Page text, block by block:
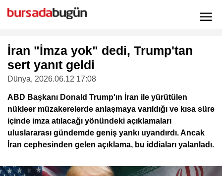
İran "İmza yok" dedi, Trump'tan
sert yanıt geldi
Dünya, 2026.06.12 17:08
ABD Başkanı Donald Trump'ın İran ile yürütülen
nükleer müzakerelerde anlaşmaya varıldığı ve kısa süre
içinde imza atılacağı yönündeki açıklamaları
uluslararası gündemde geniş yankı uyandırdı. Ancak
İran cephesinden gelen açıklama, bu iddiaları yalanladı.